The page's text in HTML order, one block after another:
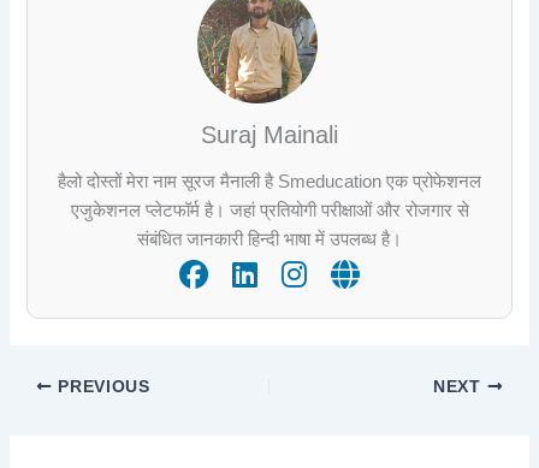
Suraj Mainali
हैलो दोस्तों मेरा नाम सूरज मैनाली है Smeducation एक प्रोफेशनल
एजुकेशनल प्लेटफॉर्म है। जहां प्रतियोगी परीक्षाओं और रोजगार से
संबंधित जानकारी हिन्दी भाषा में उपलब्ध है।
PREVIOUS NEXT